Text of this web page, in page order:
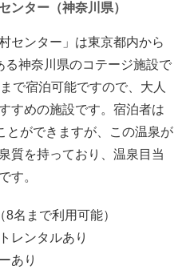
ンター（神奈川県）
センター」は東京都内から
神奈川県のコテージ施設で
で宿泊可能ですので、大人
すめの施設です。宿泊者は
とができますが、この温泉が
質を持っており、温泉目当
す。
名まで利用可能）
レンタルあり
あり